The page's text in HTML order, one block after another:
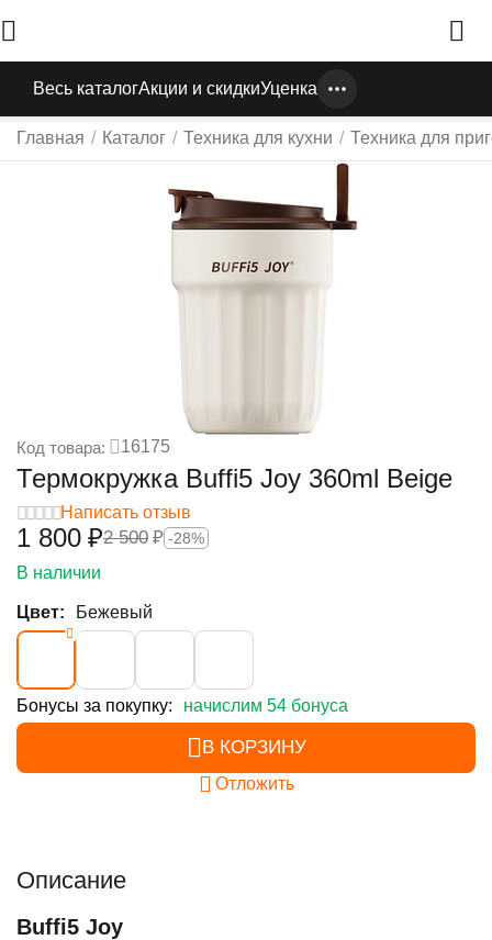
Весь каталогАкции и скидкиУценка
Главная / Каталог / Техника для кухни / Техника для
Код товара: 16175
Термокружка Buffi5 Joy 360ml Beige
Написать отзыв
1 800 ₽2 500 ₽ -28%
В наличии
Цвет: Бежевый
Бонусы за покупку: начислим 54 бонуса
В КОРЗИНУ
Отложить
Описание
Buffi5 Joy